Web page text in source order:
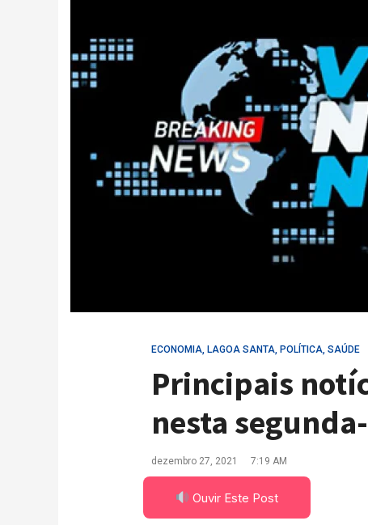
ECONOMIA, LAGOA SANTA, POLÍTICA, SAÚDE
Principais
nesta
dezembro 27, 2021 7:19 AM
Ouvir Este Post